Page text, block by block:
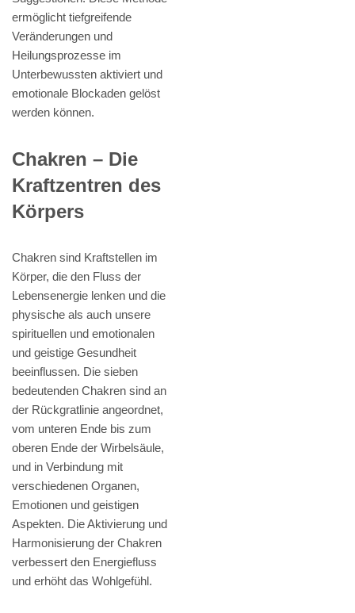
ermöglicht tiefgreifende
Veränderungen und
Heilungsprozesse im
Unterbewussten aktiviert und
emotionale Blockaden gelöst
werden können.
Chakren – Die
Kraftzentren des
Körpers
Chakren sind Kraftstellen im
Körper, die den Fluss der
Lebensenergie lenken und die
physische als auch unsere
spirituellen und emotionalen
und geistige Gesundheit
beeinflussen. Die sieben
bedeutenden Chakren sind an
der Rückgratlinie angeordnet,
vom unteren Ende bis zum
oberen Ende der Wirbelsäule,
und in Verbindung mit
verschiedenen Organen,
Emotionen und geistigen
Aspekten. Die Aktivierung und
Harmonisierung der Chakren
verbessert den Energiefluss
und erhöht das Wohlgefühl.